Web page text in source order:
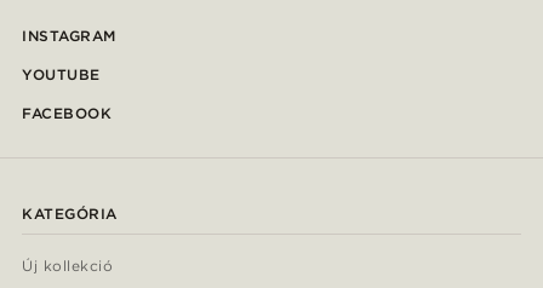
INSTAGRAM
YOUTUBE
FACEBOOK
KATEGÓRIA
Új kollekció